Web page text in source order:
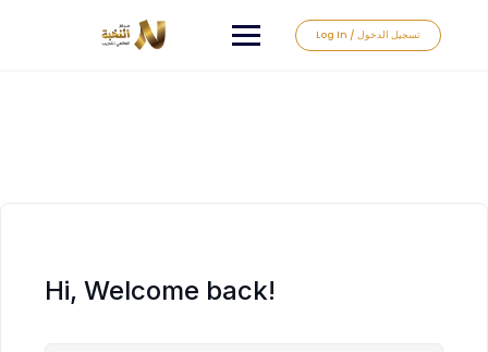
Log In / تسجيل الدخول
Hi, Welcome back!